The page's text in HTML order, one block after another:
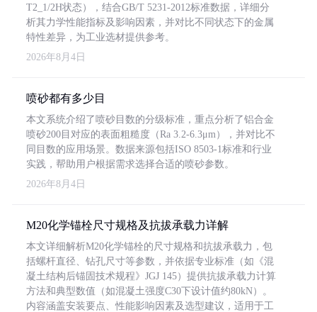
T2_1/2H状态），结合GB/T 5231-2012标准数据，详细分
析其力学性能指标及影响因素，并对比不同状态下的金属
特性差异，为工业选材提供参考。
2026年8月4日
喷砂都有多少目
本文系统介绍了喷砂目数的分级标准，重点分析了铝合金
喷砂200目对应的表面粗糙度（Ra 3.2-6.3μm），并对比不
同目数的应用场景。数据来源包括ISO 8503-1标准和行业
实践，帮助用户根据需求选择合适的喷砂参数。
2026年8月4日
M20化学锚栓尺寸规格及抗拔承载力详解
本文详细解析M20化学锚栓的尺寸规格和抗拔承载力，包
括螺杆直径、钻孔尺寸等参数，并依据专业标准（如《混
凝土结构后锚固技术规程》JGJ 145）提供抗拔承载力计算
方法和典型数值（如混凝土强度C30下设计值约80kN）。
内容涵盖安装要点、性能影响因素及选型建议，适用于工